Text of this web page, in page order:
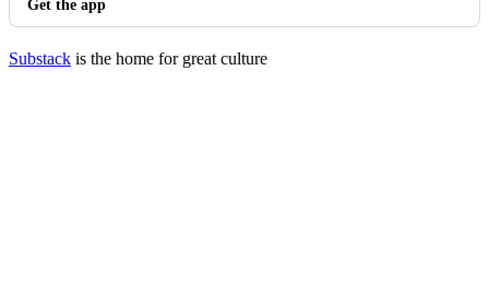
Get the app
Substack is the home for great culture